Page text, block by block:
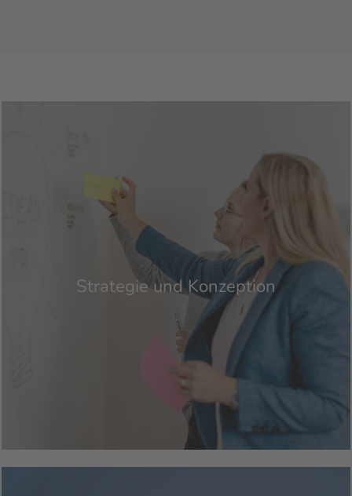
Strategie und Konzeption